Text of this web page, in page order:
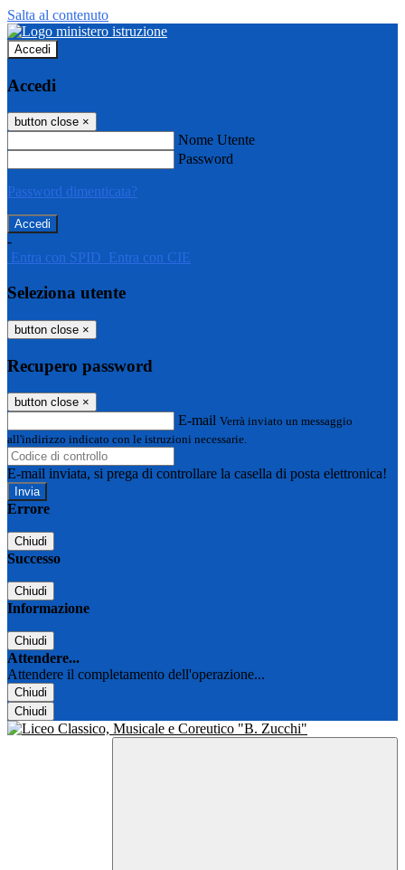
Salta al contenuto
Accedi
Accedi
button close ×
Nome Utente
Password
Password dimenticata?
-
Entra con SPID Entra con CIE
Seleziona utente
button close ×
Recupero password
button close ×
E-mail Verrà inviato un messaggio
all'indirizzo indicato con le istruzioni necessarie.
E-mail inviata, si prega di controllare la casella di posta elettronica!
Errore
Chiudi
Successo
Chiudi
Informazione
Chiudi
Attendere...
Attendere il completamento dell'operazione...
Chiudi
Chiudi